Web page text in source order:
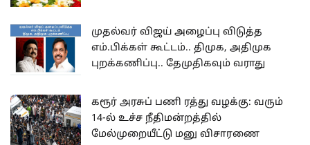
முதல்வர் விஜய் அழைப்பு விடுத்த
எம்.பிக்கள் கூட்டம்.. திமுக, அதிமுக
புறக்கணிப்பு.. தேமுதிகவும் வராது
கரூர் அரசுப் பணி ரத்து வழக்கு: வரும்
14-ல் உச்ச நீதிமன்றத்தில்
மேல்முறையீட்டு மனு விசாரணை